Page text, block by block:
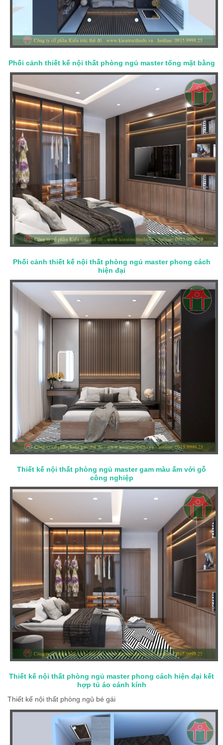
Phối cảnh thiết kế nội thất phòng ngủ master tổng mặt bằng
Phối cảnh thiết kế nội thất phòng ngủ master phong cách
hiện đại
Thiết kế nội thất phòng ngủ master gam màu ấm với gỗ
công nghiệp
Thiết kế nội thất phòng ngủ master phong cách hiện đại kết
hợp tủ áo cánh kính
Thiết kế nội thất phòng ngủ bé gái